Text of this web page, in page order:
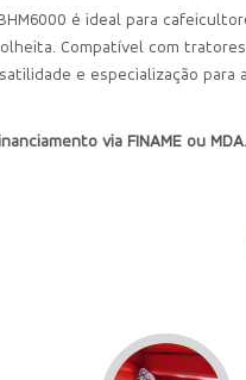
é ideal para
Compatível com
e especialização
via FINAME ou MDA.